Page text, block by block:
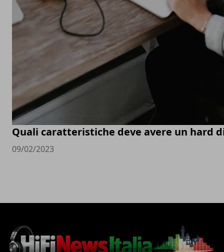
Quali caratteristiche deve avere un hard
09/02/2023